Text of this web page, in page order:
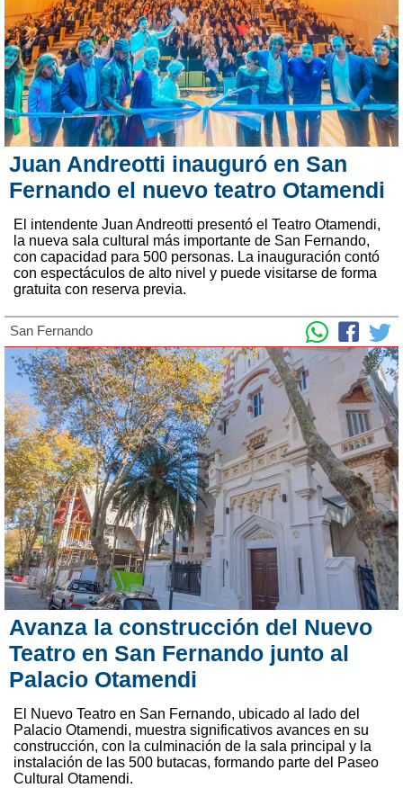
Juan Andreotti inauguró en San
Fernando el nuevo teatro Otamendi
El intendente Juan Andreotti presentó el Teatro Otamendi,
la nueva sala cultural más importante de San Fernando,
con capacidad para 500 personas. La inauguración contó
con espectáculos de alto nivel y puede visitarse de forma
gratuita con reserva previa.
San Fernando
Avanza la construcción del Nuevo
Teatro en San Fernando junto al
Palacio Otamendi
El Nuevo Teatro en San Fernando, ubicado al lado del
Palacio Otamendi, muestra significativos avances en su
construcción, con la culminación de la sala principal y la
instalación de las 500 butacas, formando parte del Paseo
Cultural Otamendi.